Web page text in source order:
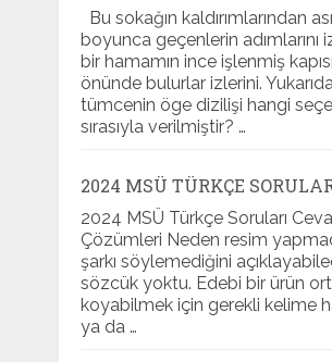
Bu sokağın kaldırımlarından
boyunca geçenlerin adımlarını
bir hamamın ince işlenmiş
önünde bulurlar izlerini.
tümcenin öge dizilişi hangi
sırasıyla verilmiştir? …
2024 MSÜ TÜRKÇE
2024 MSÜ Türkçe Soruları
Çözümleri Neden resim
şarkı söylemediğini
sözcük yoktu. Edebi bir ürün
koyabilmek için gerekli kelime
ya da …